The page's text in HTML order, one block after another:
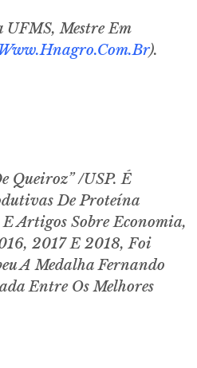
Mestre Em
).
Queiroz” /USP. É
De Proteína
Artigos Sobre Economia,
2017 E 2018, Foi
A Medalha Fernando
Entre Os Melhores